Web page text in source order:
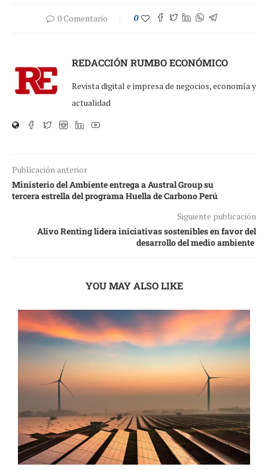
0 Comentario 0
REDACCIÓN RUMBO ECONÓMICO
Revista digital e impresa de negocios, economía y
actualidad
Publicación anterior
Ministerio del Ambiente entrega a Austral Group su
tercera estrella del programa Huella de Carbono Perú
Siguiente publicación
Alivo Renting lidera iniciativas sostenibles en favor del
desarrollo del medio ambiente
YOU MAY ALSO LIKE